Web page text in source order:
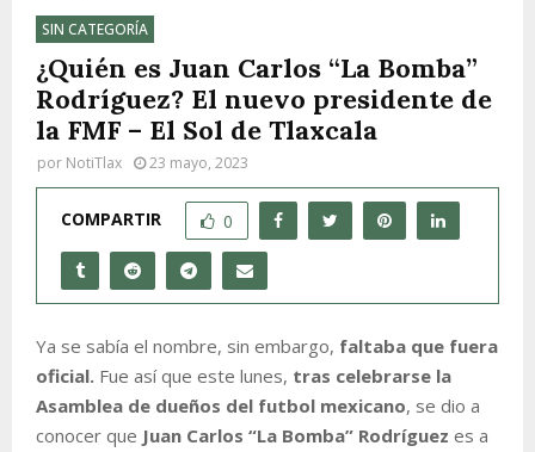
SIN CATEGORÍA
¿Quién es Juan Carlos “La Bomba”
Rodríguez? El nuevo presidente de
la FMF – El Sol de Tlaxcala
por NotiTlax 23 mayo, 2023
COMPARTIR 0
Ya se sabía el nombre, sin embargo, faltaba que fuera
oficial. Fue así que este lunes, tras celebrarse la
Asamblea de dueños del futbol mexicano, se dio a
conocer que Juan Carlos “La Bomba” Rodríguez es a